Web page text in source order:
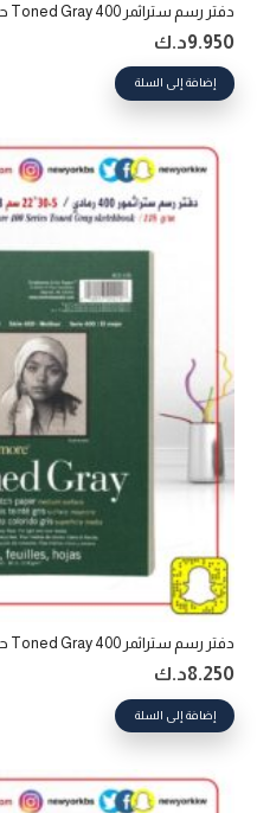
دفتر رسم ستراثمر 400 Toned Gray حجم 35.6*27.9 و 118جرام
9.950د.ك
إضافة إلى السلة
دفتر رسم ستراثمر 400 Toned Gray حجم 30.5*22.9 و 118جرام
8.250د.ك
إضافة إلى السلة